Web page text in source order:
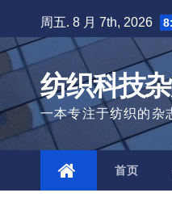
to
content
周五. 8 月 7th, 2026
纺织科技
一本专注于纺织的杂
首页